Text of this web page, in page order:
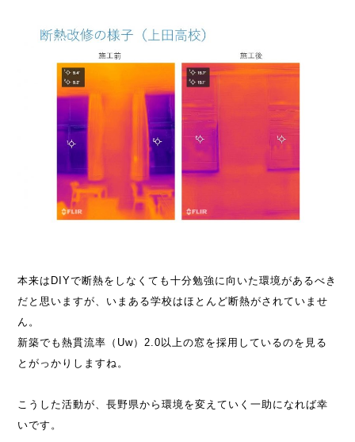
本来はDIYで断熱をしなくても十分勉強に向いた環境があるべき
だと思いますが、いまある学校はほとんど断熱がされていませ
ん。
新築でも熱貫流率（Uw）2.0以上の窓を採用しているのを見る
とがっかりしますね。
こうした活動が、長野県から環境を変えていく一助になれば幸
いです。